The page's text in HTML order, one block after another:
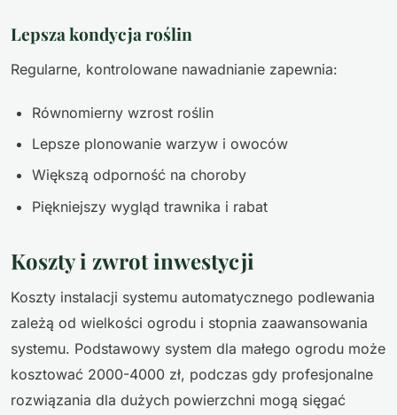
Lepsza kondycja roślin
Regularne, kontrolowane nawadnianie zapewnia:
Równomierny wzrost roślin
Lepsze plonowanie warzyw i owoców
Większą odporność na choroby
Piękniejszy wygląd trawnika i rabat
Koszty i zwrot inwestycji
Koszty instalacji systemu automatycznego podlewania
zależą od wielkości ogrodu i stopnia zaawansowania
systemu. Podstawowy system dla małego ogrodu może
kosztować 2000-4000 zł, podczas gdy profesjonalne
rozwiązania dla dużych powierzchni mogą sięgać